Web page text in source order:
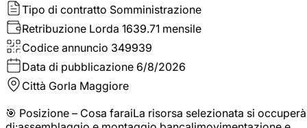
Tipo di contratto Somministrazione
Retribuzione Lorda 1639.71 mensile
Codice annuncio 349939
Data di pubblicazione 6/8/2026
Città Gorla Maggiore
🎯 Posizione – Cosa faraiLa risorsa selezionata si occuperà